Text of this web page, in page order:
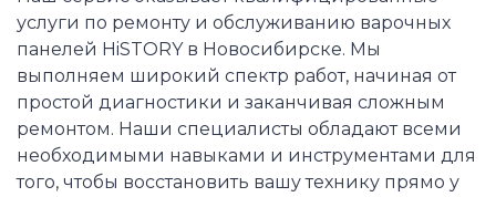
услуги по ремонту и обслуживанию варочных
панелей HiSTORY в Новосибирске. Мы
выполняем широкий спектр работ, начиная от
простой диагностики и заканчивая сложным
ремонтом. Наши специалисты обладают всеми
необходимыми навыками и инструментами для
того, чтобы восстановить вашу технику прямо у